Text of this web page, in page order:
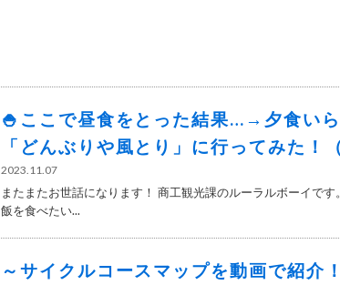
🍚ここで昼食をとった結果…→夕食い
「どんぶりや風とり」に行ってみた！
2023.11.07
またまたお世話になります！ 商工観光課のルーラルボーイで
飯を食べたい...
～サイクルコースマップを動画で紹介